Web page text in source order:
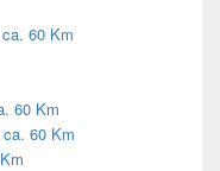
60 Km
60 Km
ca. 60 Km